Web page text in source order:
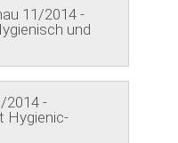
11/2014 -
und
2014 -
Hygienic-